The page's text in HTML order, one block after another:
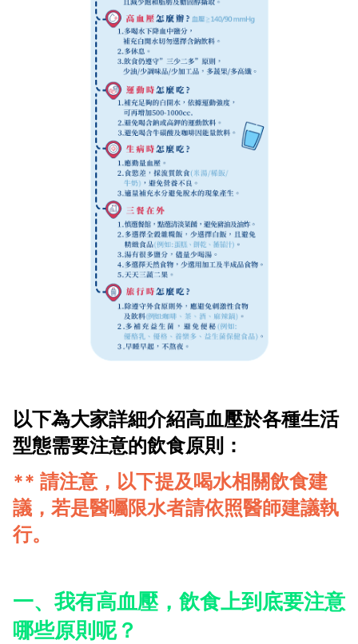
以下為大家詳細介紹高血壓於各種生活
型態需要注意的飲食原則：
** 請注意，以下提及喝水相關飲食建
議，若是醫囑限水者請依照醫師建議執
行。
一、我有高血壓，飲食上到底要注意
哪些原則呢？